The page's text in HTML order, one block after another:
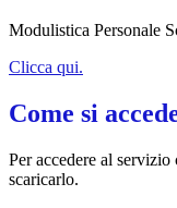
Modulistica Personale
Clicca qui.
Come si
Per accedere al
scaricarlo.